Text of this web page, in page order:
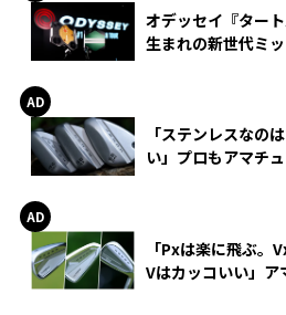
オデッセイ『ター
生まれの新世代ミ
「ステンレスなの
い」プロもアマチ
「Pxは楽に飛ぶ。
Vはカッコいい」ア